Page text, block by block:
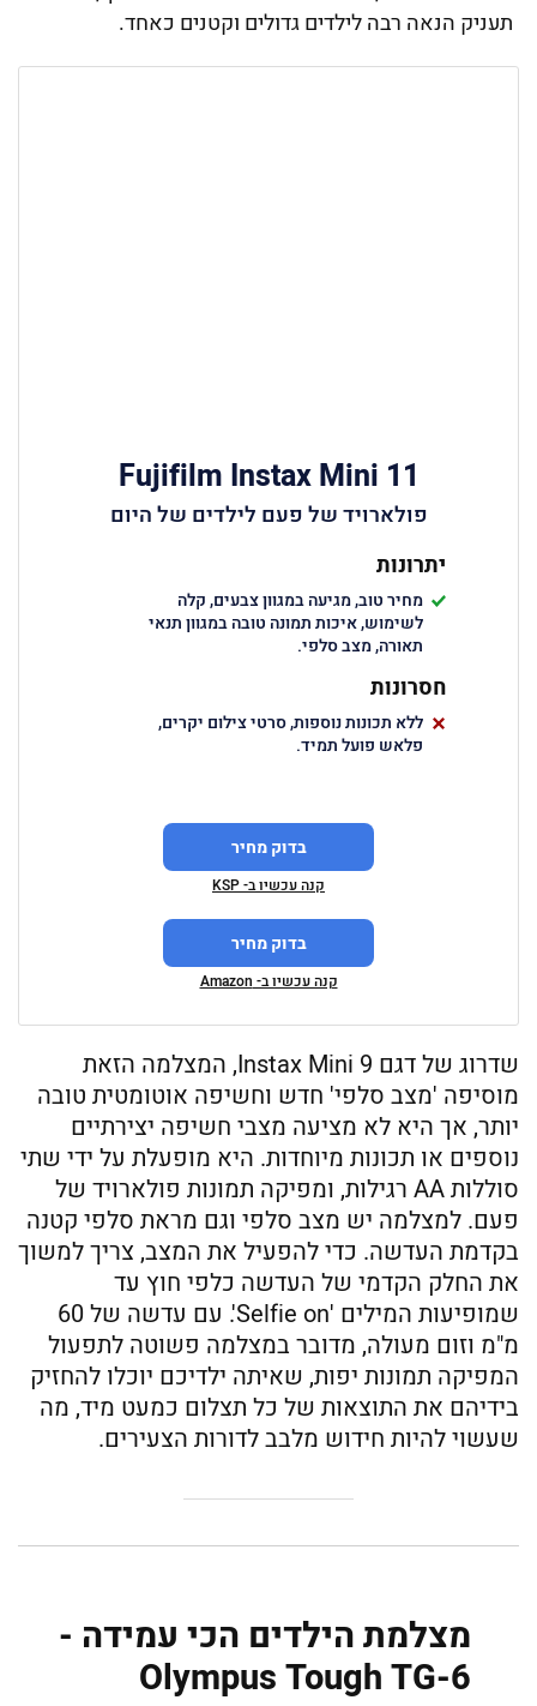
תעניק הנאה רבה לילדים גדולים וקטנים כאחד.
Fujifilm Instax Mini 11
פולארויד של פעם לילדים של היום
יתרונות
מחיר טוב, מגיעה במגוון צבעים, קלה
לשימוש, איכות תמונה טובה במגוון תנאי
תאורה, מצב סלפי.
חסרונות
ללא תכונות נוספות, סרטי צילום יקרים,
פלאש פועל תמיד.
בדוק מחיר
קנה עכשיו ב- KSP
בדוק מחיר
קנה עכשיו ב- Amazon
שדרוג של דגם Instax Mini 9, המצלמה הזאת
מוסיפה 'מצב סלפי' חדש וחשיפה אוטומטית טובה
יותר, אך היא לא מציעה מצבי חשיפה יצירתיים
נוספים או תכונות מיוחדות. היא מופעלת על ידי שתי
סוללות AA רגילות, ומפיקה תמונות פולארויד של
פעם. למצלמה יש מצב סלפי וגם מראת סלפי קטנה
בקדמת העדשה. כדי להפעיל את המצב, צריך למשוך
את החלק הקדמי של העדשה כלפי חוץ עד
שמופיעות המילים 'Selfie on'. עם עדשה של 60
מ"מ וזום מעולה, מדובר במצלמה פשוטה לתפעול
המפיקה תמונות יפות, שאיתה ילדיכם יוכלו להחזיק
בידיהם את התוצאות של כל תצלום כמעט מיד, מה
שעשוי להיות חידוש מלבב לדורות הצעירים.
מצלמת הילדים הכי עמידה -
Olympus Tough TG-6